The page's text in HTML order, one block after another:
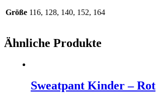
Größe 116, 128, 140, 152, 164
Ähnliche Produkte
Sweatpant Kinder – Rot